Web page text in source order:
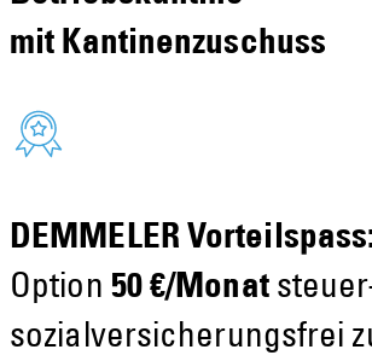
mit Kantinenzuschuss
DEMMELER Vorteilspass:
Option 50 €/Monat
sozial­ver­sicherungs­frei